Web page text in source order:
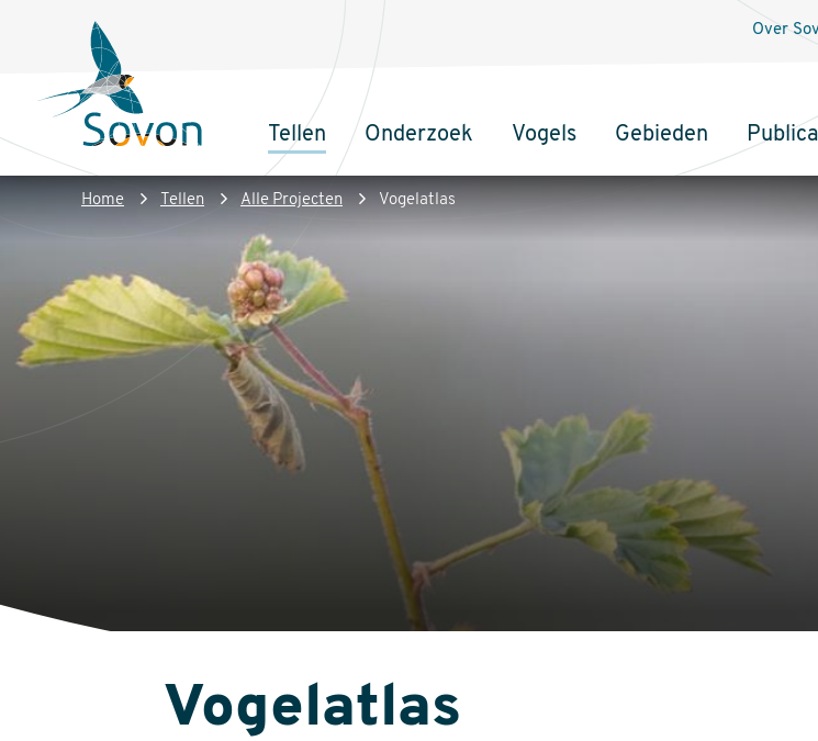
inhoud
Sovon
Homepage
Hoofdnavigatie
Tellen Onderzoek Vogels Gebieden
Over
Kruimelpad
Home Tellen Alle Projecten Vogelatlas
Vogelatlas